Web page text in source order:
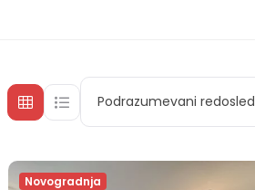
Podrazumevani redosled
Novogradnja